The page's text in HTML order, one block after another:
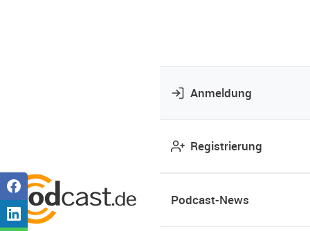
Anmeldung
Registrierung
Podcast-News